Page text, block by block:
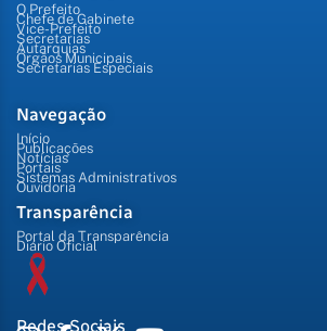
O Prefeito
Chefe de Gabinete
Vice-Prefeito
Secretarias
Autarquias
Órgãos Municipais
Secretarias Especiais
Navegação
Início
Publicações
Notícias
Portais
Sistemas Administrativos
Ouvidoria
Transparência
Portal da Transparência
Diário Oficial
Redes Sociais